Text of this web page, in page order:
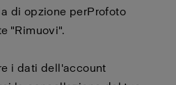
di opzione perProfoto
"Rimuovi".
i dati dell'account